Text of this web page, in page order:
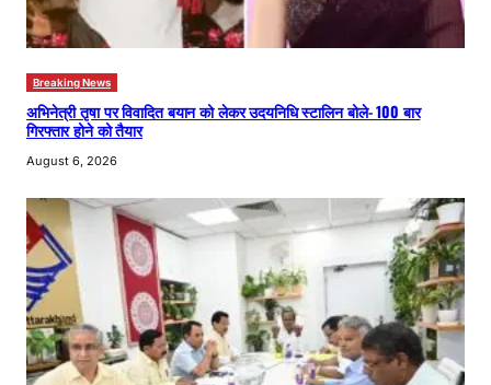
Breaking News
अभिनेत्री तृषा पर विवादित बयान को लेकर उदयनिधि स्टालिन बोले- 100 बार
गिरफ्तार होने को तैयार
August 6, 2026